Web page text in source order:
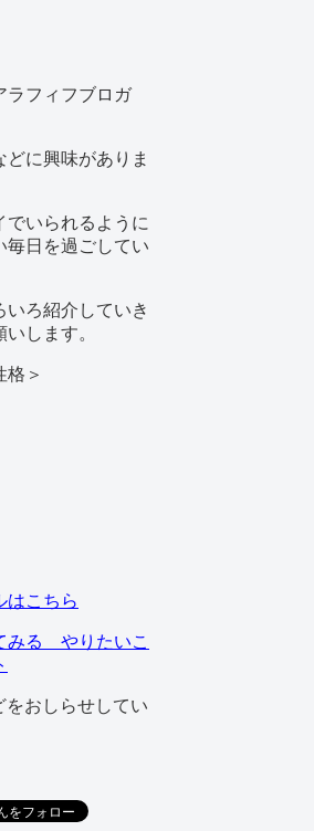
ラフィフブロガ
に興味がありま
でいられるように
毎日を過ごしてい
ろ紹介していき
します。
格＞
はこちら
みる やりたいこ
をおしらせしてい